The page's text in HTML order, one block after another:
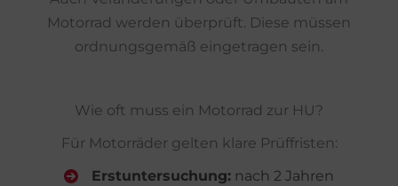
Motorrad werden überprüft. Diese müssen
ordnungsgemäß eingetragen sein.
Wie oft muss ein Motorrad zur HU?
Für Motorräder gelten klare Prüffristen:
Erstuntersuchung: nach 2 Jahren